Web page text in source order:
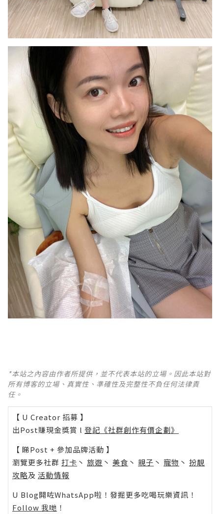
*本站之內容由作者所提供，並不代表本站的立場。因此本站對
所有博客的立場、真實性、準確性及完整性不負任何法律責
任。
【 U Creator 招募 】
出Post賺現金獎賞 l 登記《社群創作有價企劃》
【 睇Post + 參加品牌活動 】
瀏覽更多社群 打卡 丶 旅遊 丶 美食 丶 親子 丶 寵物 丶 扮靚
攻略及 活動情報
U Blog開咗WhatsApp啦！發掘更多吃喝玩樂資訊！
Follow 我哋 ！